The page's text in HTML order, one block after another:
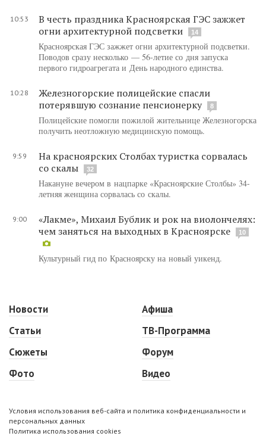
10:53
В честь праздника Красноярская ГЭС зажжет
огни архитектурной подсветки
14
Красноярская ГЭС зажжет огни архитектурной подсветки.
Поводов сразу несколько — 56-летие со дня запуска
первого гидроагрегата и День народного единства.
10:28
Железногорские полицейские спасли
потерявшую сознание пенсионерку
8
Полицейские помогли пожилой жительнице Железногорска
получить неотложную медицинскую помощь.
9:59
На красноярских Столбах туристка сорвалась
со скалы
32
Накануне вечером в нацпарке «Красноярские Столбы» 34-
летняя женщина сорвалась со скалы.
9:00
«Лакме», Михаил Бублик и рок на виолончелях:
чем заняться на выходных в Красноярске
10
Культурный гид по Красноярску на новый уикенд.
Новости
Статьи
Сюжеты
Фото
Афиша
ТВ-Программа
Форум
Видео
Условия использования веб-сайта и политика конфиденциальности и
персональных данных
Политика использования cookies